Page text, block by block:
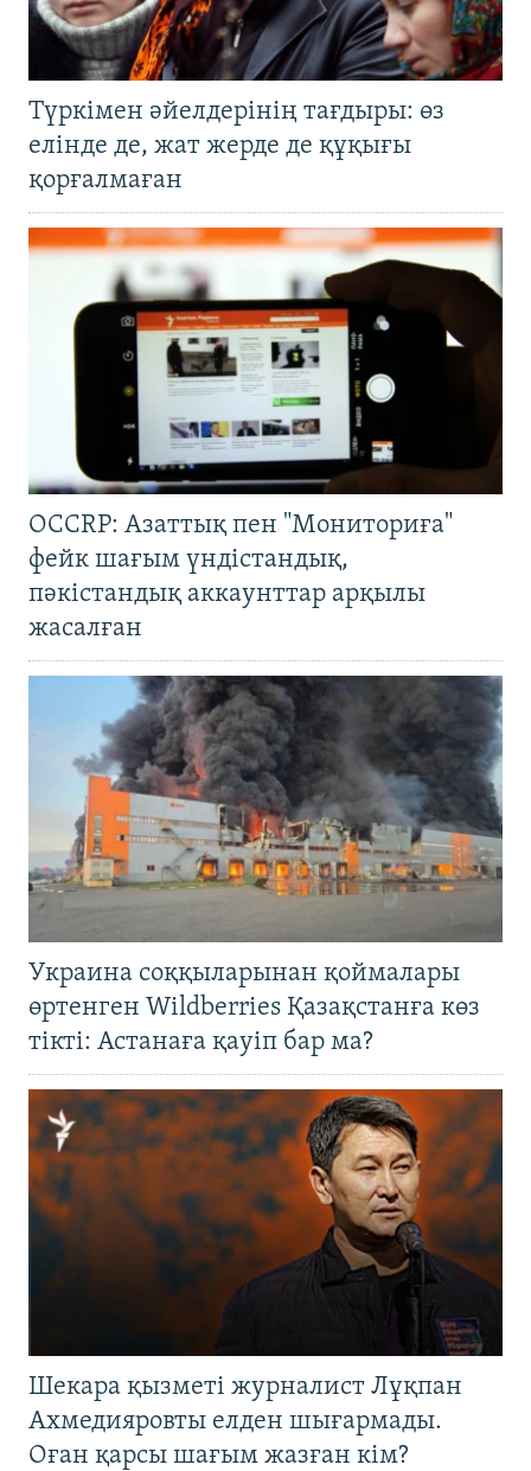
Түркімен әйелдерінің тағдыры: өз
елінде де, жат жерде де құқығы
қорғалмаған
OCCRP: Азаттық пен "Мониториға"
фейк шағым үндістандық,
пәкістандық аккаунттар арқылы
жасалған
Украина соққыларынан қоймалары
өртенген Wildberries Қазақстанға көз
тікті: Астанаға қауіп бар ма?
Шекара қызметі журналист Лұқпан
Ахмедияровты елден шығармады.
Оған қарсы шағым жазған кім?